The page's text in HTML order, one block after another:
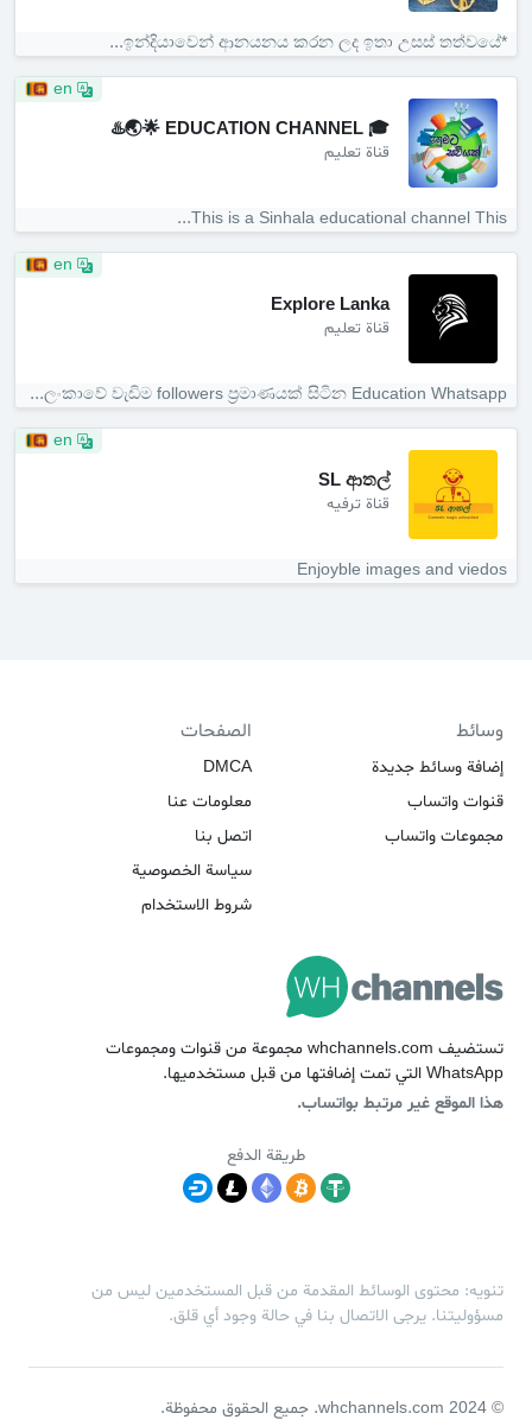
*ඉන්දියාවෙන් ආනයනය කරන ලද ඉතා උසස් තත්වයේ...
🎓 EDUCATION CHANNEL 🌟🌏♨️
قناة تعليم
This is a Sinhala educational channel This...
Explore Lanka
قناة تعليم
ලංකාවේ වැඩිම followers ප්‍රමාණයක් සිටින Education Whatsapp...
SL ආතල්
قناة ترفيه
Enjoyble images and viedos
وسائط
إضافة وسائط جديدة
قنوات واتساب
مجموعات واتساب
الصفحات
DMCA
معلومات عنا
اتصل بنا
سياسة الخصوصية
شروط الاستخدام
تستضيف whchannels.com مجموعة من قنوات ومجموعات
WhatsApp التي تمت إضافتها من قبل مستخدميها.
هذا الموقع غير مرتبط بواتساب.
طريقة الدفع
تنويه: محتوى الوسائط المقدمة من قبل المستخدمين ليس من
مسؤوليتنا. يرجى الاتصال بنا في حالة وجود أي قلق.
© 2024 whchannels.com. جميع الحقوق محفوظة.